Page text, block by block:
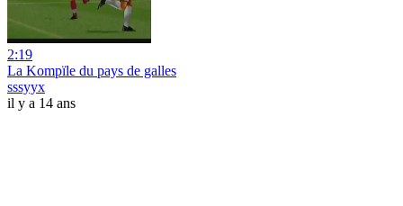
2:19
La Kompïle du pays de galles
sssyyx
il y a 14 ans